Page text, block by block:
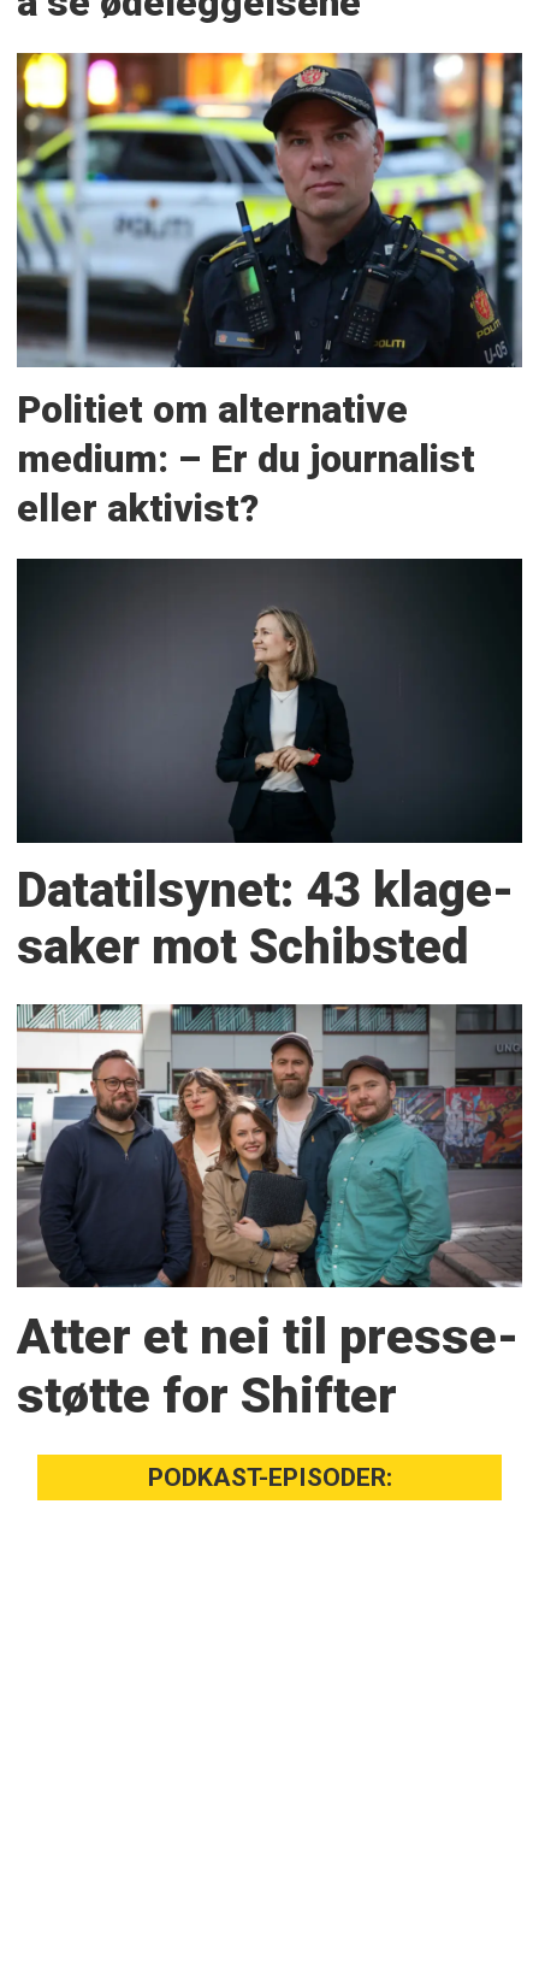
Politiet om alternative
medium: – Er du journalist
eller aktivist?
Datatilsynet: 43 klage­
saker mot Schibsted
Atter et nei til presse­
støtte for Shifter
PODKAST-EPISODER: